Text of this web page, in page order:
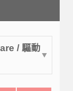
/ 驅動